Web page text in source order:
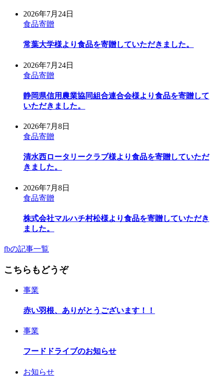
2026年7月24日
食品寄贈
常葉大学様より食品を寄贈していただきました。
2026年7月24日
食品寄贈
静岡県信用農業協同組合連合会様より食品を寄贈して
いただきました。
2026年7月8日
食品寄贈
清水西ロータリークラブ様より食品を寄贈していただ
きました。
2026年7月8日
食品寄贈
株式会社マルハチ村松様より食品を寄贈していただき
ました。
fbの記事一覧
こちらもどうぞ
事業
赤い羽根、ありがとうございます！！
事業
フードドライブのお知らせ
お知らせ